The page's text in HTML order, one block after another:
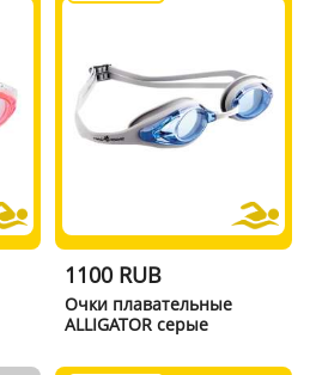
1100 RUB
Очки плавательные
ALLIGATOR серые